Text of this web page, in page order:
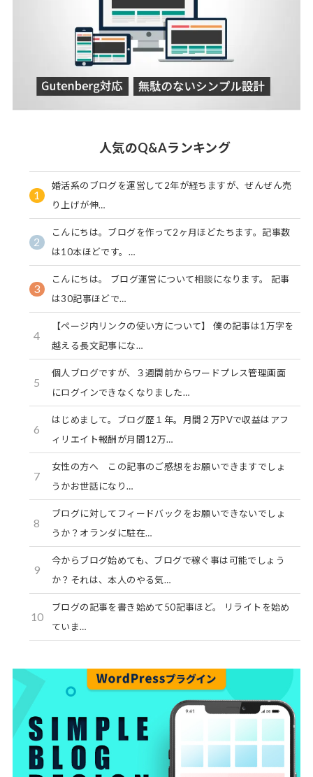
人気のQ&Aランキング
1
婚活系のブログを運営して2年が経ちますが、ぜんぜん売
り上げが伸…
2
こんにちは。ブログを作って2ヶ月ほどたちます。記事数
は10本ほどです。…
3
こんにちは。 ブログ運営について相談になります。 記事
は30記事ほどで…
4
【ページ内リンクの使い方について】 僕の記事は1万字を
越える長文記事にな…
5
個人ブログですが、３週間前からワードプレス管理画面
にログインできなくなりました…
6
はじめまして。ブログ歴１年。月間２万PVで収益はアフ
ィリエイト報酬が月間12万…
7
女性の方へ この記事のご感想をお願いできますでしょ
うかお世話になり…
8
ブログに対してフィードバックをお願いできないでしょ
うか？オランダに駐在…
9
今からブログ始めても、ブログで稼ぐ事は可能でしょう
か？それは、本人のやる気…
10
ブログの記事を書き始めて50記事ほど。 リライトを始め
ていま…